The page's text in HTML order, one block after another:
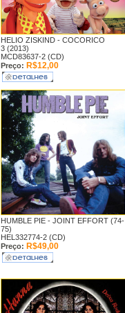
HELIO ZISKIND - COCORICO
3 (2013)
MCD83637-2 (CD)
Preço: R$12,00
HUMBLE PIE - JOINT EFFORT (74-
75)
HEL332774-2 (CD)
Preço: R$49,00